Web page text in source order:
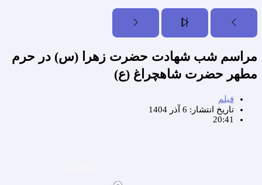
مراسم شب شهادت حضرت زهرا (س) در حرم
مطهر حضرت شاهچراغ (ع)
فیلم
تاریخ انتشار: 6 آذر 1404
20:41